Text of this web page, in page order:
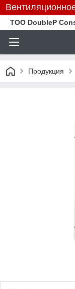
TOO DoubleP
Продукция